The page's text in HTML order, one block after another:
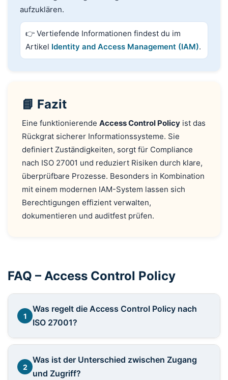
aufzuklären.
👉 Vertiefende Informationen findest du im
Artikel Identity and Access Management (IAM).
📘 Fazit
Eine funktionierende Access Control Policy ist das
Rückgrat sicherer Informationssysteme. Sie
definiert Zuständigkeiten, sorgt für Compliance
nach ISO 27001 und reduziert Risiken durch klare,
überprüfbare Prozesse. Besonders in Kombination
mit einem modernen IAM-System lassen sich
Berechtigungen effizient verwalten,
dokumentieren und auditfest prüfen.
FAQ – Access Control Policy
1
Was regelt die Access Control Policy nach
ISO 27001?
2
Was ist der Unterschied zwischen Zugang
und Zugriff?